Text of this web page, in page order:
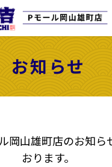
お知らせ
岡山雄町店のお知ら
おります。